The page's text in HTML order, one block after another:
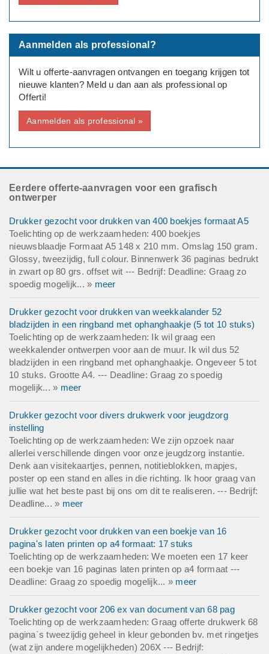
Aanmelden als professional?
Wilt u offerte-aanvragen ontvangen en toegang krijgen tot
nieuwe klanten? Meld u dan aan als professional op
Offerti!
Aanmelden als professional »
Eerdere offerte-aanvragen voor een grafisch
ontwerper
Drukker gezocht voor drukken van 400 boekjes formaat A5
Toelichting op de werkzaamheden: 400 boekjes
nieuwsblaadje Formaat A5 148 x 210 mm. Omslag 150 gram.
Glossy, tweezijdig, full colour. Binnenwerk 36 paginas bedrukt
in zwart op 80 grs. offset wit --- Bedrijf: Deadline: Graag zo
spoedig mogelijk... » meer
Drukker gezocht voor drukken van weekkalander 52
bladzijden in een ringband met ophanghaakje (5 tot 10 stuks)
Toelichting op de werkzaamheden: Ik wil graag een
weekkalender ontwerpen voor aan de muur. Ik wil dus 52
bladzijden in een ringband met ophanghaakje. Ongeveer 5 tot
10 stuks. Grootte A4. --- Deadline: Graag zo spoedig
mogelijk... » meer
Drukker gezocht voor divers drukwerk voor jeugdzorg
instelling
Toelichting op de werkzaamheden: We zijn opzoek naar
allerlei verschillende dingen voor onze jeugdzorg instantie.
Denk aan visitekaartjes, pennen, notitieblokken, mapjes,
poster op een stand en alles in die richting. Ik hoor graag van
jullie wat het beste past bij ons om dit te realiseren. --- Bedrijf:
Deadline... » meer
Drukker gezocht voor drukken van een boekje van 16
pagina's laten printen op a4 formaat: 17 stuks
Toelichting op de werkzaamheden: We moeten een 17 keer
een boekje van 16 paginas laten printen op a4 formaat ---
Deadline: Graag zo spoedig mogelijk... » meer
Drukker gezocht voor 206 ex van document van 68 pag
Toelichting op de werkzaamheden: Graag offerte drukwerk 68
pagina`s tweezijdig geheel in kleur gebonden bv. met ringetjes
(wat zijn andere mogelijkheden) 206X --- Bedrijf: